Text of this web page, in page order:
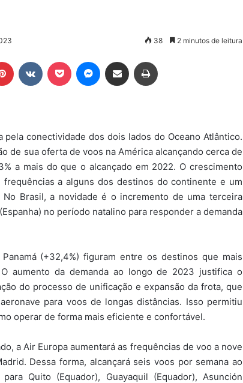
38 2 minutos de leitura
Pinterest Pocket Messenger
Compartilhar via e-mail
conectividade dos dois lados do Oceano Atlântico.
de sua oferta de voos na América alcançando cerca de
a mais do que o alcançado em 2022. O crescimento
a alguns dos destinos do continente e um
Brasil, a novidade é o incremento de uma terceira
no período natalino para responder a demanda
(+32,4%) figuram entre os destinos que mais
aumento da demanda ao longo de 2023 justifica o
do processo de unificação e expansão da frota, que
para voos de longas distâncias. Isso permitiu
operar de forma mais eficiente e confortável.
a Air Europa aumentará as frequências de voo a nove
Dessa forma, alcançará seis voos por semana ao
Quito (Equador), Guayaquil (Equador), Asunción